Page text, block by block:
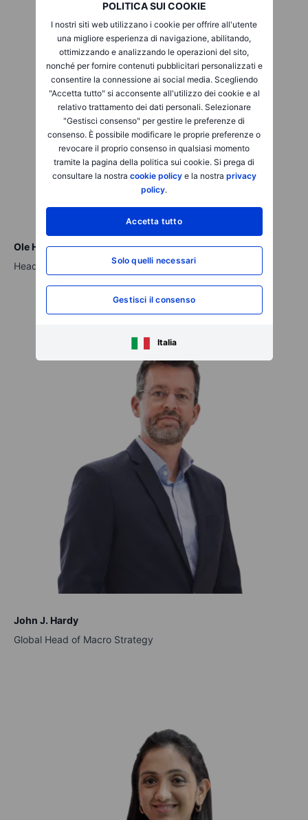
POLITICA SUI COOKIE
I nostri siti web utilizzano i cookie per offrire all'utente
una migliore esperienza di navigazione, abilitando,
ottimizzando e analizzando le operazioni del sito,
nonché per fornire contenuti pubblicitari personalizzati e
consentire la connessione ai social media. Scegliendo
"Accetta tutto" si acconsente all'utilizzo dei cookie e al
relativo trattamento dei dati personali. Selezionare
"Gestisci consenso" per gestire le preferenze di
consenso. È possibile modificare le proprie preferenze o
revocare il proprio consenso in qualsiasi momento
tramite la pagina della politica sui cookie. Si prega di
consultare la nostra cookie policye la nostra privacy
policy.
Accetta tutto
Solo quelli necessari
Gestisci il consenso
Italia
Ole Hansen
Head of Commodity Strategy
John J. Hardy
Global Head of Macro Strategy